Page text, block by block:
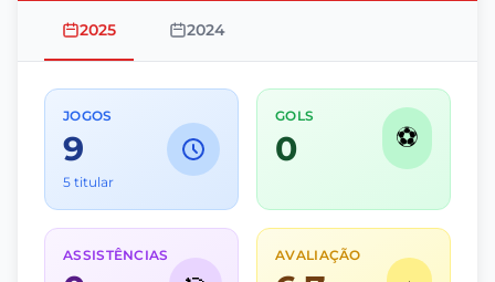
2025 2024
JOGOS
9
5 titular
GOLS
0 ⚽
ASSISTÊNCIAS AVALIAÇÃO